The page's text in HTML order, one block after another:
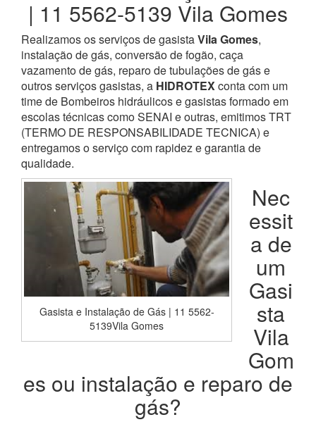
| 11 5562-5139 Vila Gomes
Realizamos os serviços de gasistaVila Gomes,
instalação de gás, conversão de fogão, caça
vazamento de gás, reparo de tubulações de gás e
outros serviços gasistas, a HIDROTEXconta com um
time de Bombeiros hidráulicos e gasistas formado em
escolas técnicas como SENAI e outras, emitimos TRT
(TERMO DE RESPONSABILIDADE TECNICA) e
entregamos o serviço com rapidez e garantia de
qualidade.
Gasista e Instalação de Gás | 11 5562-
5139Vila Gomes
Nec
essit
a de
um
Gasi
sta
Vila
Gom
es ou instalação e reparo de
gás?